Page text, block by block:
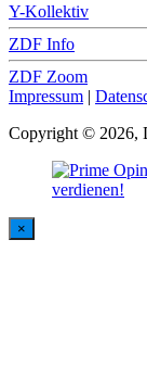
Y-Kollektiv
ZDF Info
ZDF Zoom
Impressum |
Copyright © 2026,
×